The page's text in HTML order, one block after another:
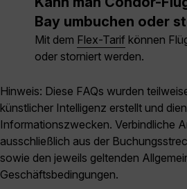
Bay umbuchen oder
Mit dem Flex-Tarif können
oder storniert werden.
Hinweis: Diese FAQs wurden
künstlicher Intelligenz erstellt und
Informationszwecken. Verbindliche
ausschließlich aus der
sowie den jeweils geltenden
Geschäftsbedingungen.